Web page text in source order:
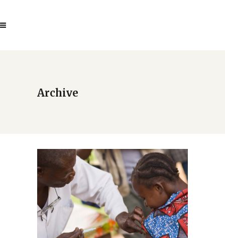
Archive